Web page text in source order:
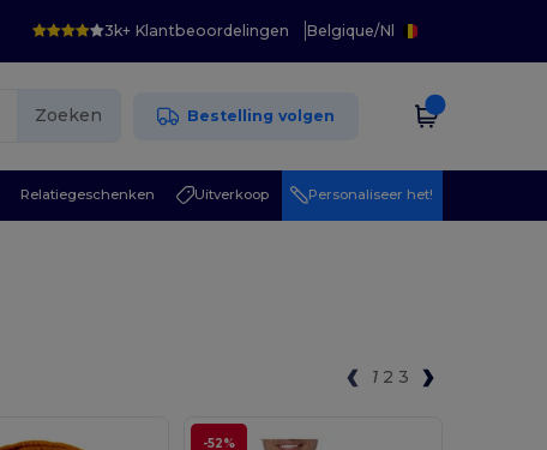
3k+ Klantbeoordelingen Belgique/Nl
Zoeken Bestelling volgen
Relatiegeschenken Uitverkoop Personaliseer het!
1 2 3
-52%